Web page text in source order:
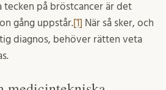
på bröstcancer är det
gång uppstår.[1] När så sker, och
diagnos, behöver rätten veta